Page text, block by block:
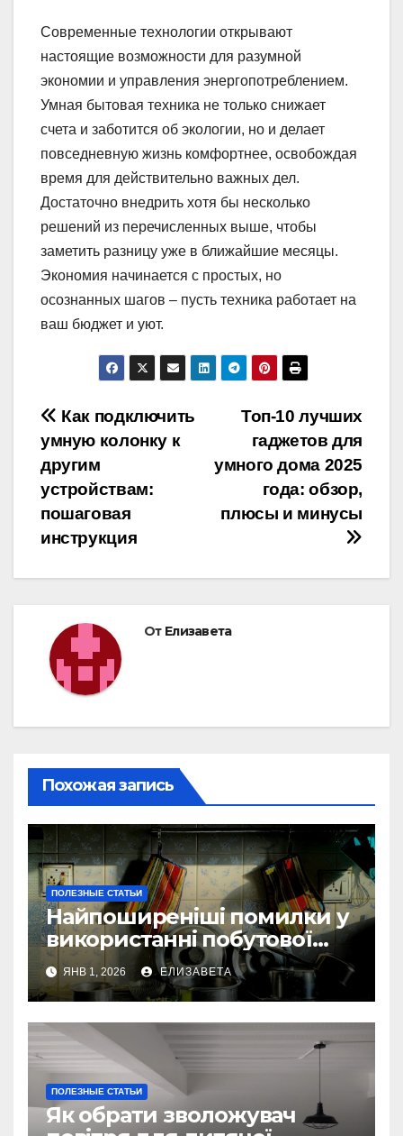
Современные технологии открывают
настоящие возможности для разумной
экономии и управления энергопотреблением.
Умная бытовая техника не только снижает
счета и заботится об экологии, но и делает
повседневную жизнь комфортнее, освобождая
время для действительно важных дел.
Достаточно внедрить хотя бы несколько
решений из перечисленных выше, чтобы
заметить разницу уже в ближайшие месяцы.
Экономия начинается с простых, но
осознанных шагов – пусть техника работает на
ваш бюджет и уют.
Навигация
по
записям
Топ-10 лучших
гаджетов для
умного дома 2025
года: обзор,
плюсы и минусы
Как подключить
умную колонку к
другим
устройствам:
пошаговая
инструкция
От Елизавета
Похожая запись
ПОЛЕЗНЫЕ СТАТЬИ
Найпоширеніші помилки у
використанні побутової
техніки — та як їх уникнути
ЯНВ 1, 2026 ЕЛИЗАВЕТА
ПОЛЕЗНЫЕ СТАТЬИ
Як обрати зволожувач